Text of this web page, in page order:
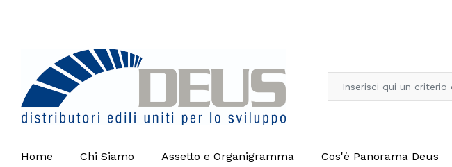
Home Chi Siamo Assetto e Organigramma Cos'è Panorama Deus